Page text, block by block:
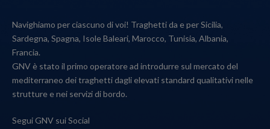
Navighiamo per ciascuno di voi! Traghetti da e per Sicilia,
Sardegna, Spagna, Isole Baleari, Marocco, Tunisia, Albania,
Francia.
GNV è stato il primo operatore ad introdurre sul mercato del
mediterraneo dei traghetti dagli elevati standard qualitativi nelle
strutture e nei servizi di bordo.
Segui GNV sui Social